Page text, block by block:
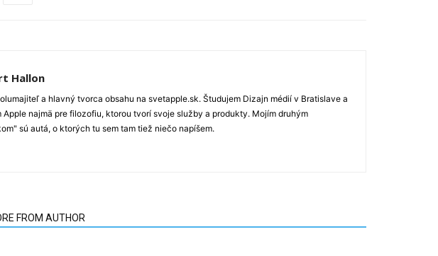
Hallon
a hlavný tvorca obsahu na svetapple.sk. Študujem Dizajn médií v Bratislave a
Apple najmä pre filozofiu, ktorou tvorí svoje služby a produkty. Mojím druhým
sú autá, o ktorých tu sem tam tiež niečo napíšem.
FROM AUTHOR